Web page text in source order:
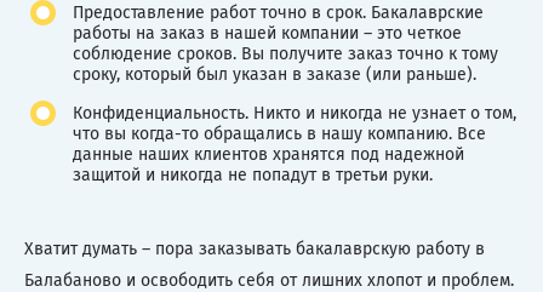
Предоставление работ точно в срок. Бакалаврские
работы на заказ в нашей компании – это четкое
соблюдение сроков. Вы получите заказ точно к тому
сроку, который был указан в заказе (или раньше).
Конфиденциальность. Никто и никогда не узнает о том,
что вы когда-то обращались в нашу компанию. Все
данные наших клиентов хранятся под надежной
защитой и никогда не попадут в третьи руки.
Хватит думать – пора заказывать бакалаврскую работу в
Балабаново и освободить себя от лишних хлопот и проблем.